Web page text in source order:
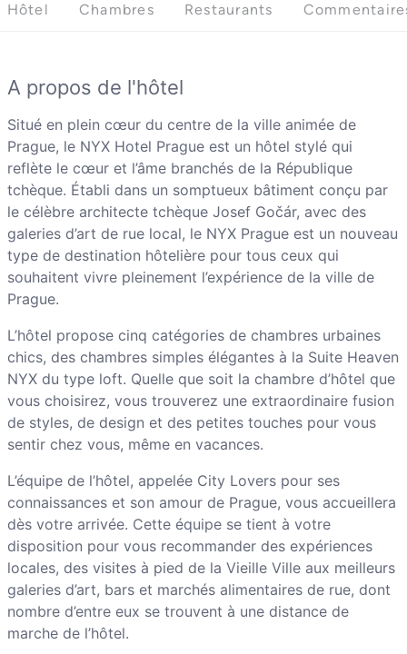
Hôtel Chambres Restaurants
A propos de l'hôtel
Situé en plein cœur du centre de la ville animée de
Prague, le NYX Hotel Prague est un hôtel stylé qui
reflète le cœur et l’âme branchés de la République
tchèque. Établi dans un somptueux bâtiment conçu par
le célèbre architecte tchèque Josef Gočár, avec des
galeries d’art de rue local, le NYX Prague est un nouveau
type de destination hôtelière pour tous ceux qui
souhaitent vivre pleinement l’expérience de la ville de
Prague.
L’hôtel propose cinq catégories de chambres urbaines
chics, des chambres simples élégantes à la Suite Heaven
NYX du type loft. Quelle que soit la chambre d’hôtel que
vous choisirez, vous trouverez une extraordinaire fusion
de styles, de design et des petites touches pour vous
sentir chez vous, même en vacances.
L’équipe de l’hôtel, appelée City Lovers pour ses
connaissances et son amour de Prague, vous accueillera
dès votre arrivée. Cette équipe se tient à votre
disposition pour vous recommander des expériences
locales, des visites à pied de la Vieille Ville aux meilleurs
galeries d’art, bars et marchés alimentaires de rue, dont
nombre d’entre eux se trouvent à une distance de
marche de l’hôtel.